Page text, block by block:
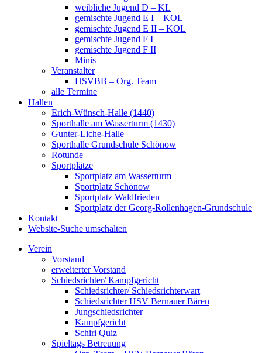
weibliche Jugend D – KL
gemischte Jugend E I – KOL
gemischte Jugend E II – KOL
gemischte Jugend F I
gemischte Jugend F II
Minis
Veranstalter
HSVBB – Org. Team
alle Termine
Hallen
Erich-Wünsch-Halle (1440)
Sporthalle am Wasserturm (1430)
Gunter-Liche-Halle
Sporthalle Grundschule Schönow
Rotunde
Sportplätze
Sportplatz am Wasserturm
Sportplatz Schönow
Sportplatz Waldfrieden
Sportplatz der Georg-Rollenhagen-Grundschule
Kontakt
Website-Suche umschalten
Verein
Vorstand
erweiterter Vorstand
Schiedsrichter/ Kampfgericht
Schiedsrichter/ Schiedsrichterwart
Schiedsrichter HSV Bernauer Bären
Jungschiedsrichter
Kampfgericht
Schiri Quiz
Spieltags Betreuung